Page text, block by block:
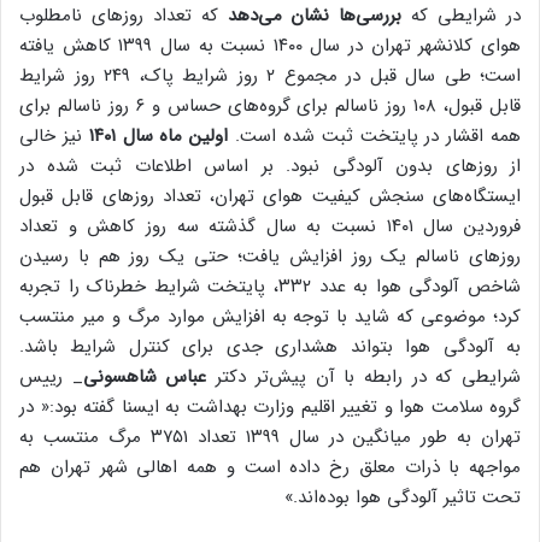
در شرایطی که بررسی‌ها نشان می‌دهد که تعداد روزهای نامطلوب
هوای کلانشهر تهران در سال ۱۴۰۰ نسبت به سال ۱۳۹۹ کاهش یافته
است؛ طی سال قبل در مجموع ۲ روز شرایط پاک، ۲۴۹ روز شرایط
قابل قبول، ۱۰۸ روز ناسالم برای گروه‌های حساس و ۶ روز ناسالم برای
همه اقشار در پایتخت ثبت شده است. اولین ماه سال ۱۴۰۱
نیز خالی
از روزهای بدون آلودگی نبود. بر اساس اطلاعات ثبت شده در
ایستگاه‌های سنجش کیفیت هوای تهران، تعداد روزهای قابل قبول
فروردین سال ۱۴۰۱ نسبت به سال گذشته سه روز کاهش و تعداد
روزهای ناسالم یک روز افزایش یافت؛ حتی یک روز هم با رسیدن
شاخص آلودگی هوا به عدد ۳۳۲، پایتخت شرایط خطرناک را تجربه
کرد؛ موضوعی که شاید با توجه به افزایش موارد مرگ و میر منتسب
به آلودگی هوا بتواند هشداری جدی برای کنترل شرایط باشد.
شرایطی که در رابطه با آن پیش‌تر دکتر عباس شاهسونی_ رییس
گروه سلامت هوا و تغییر اقلیم وزارت بهداشت به ایسنا گفته بود:« در
تهران به طور میانگین در سال ۱۳۹۹ تعداد ۳۷۵۱ مرگ منتسب به
مواجهه با ذرات معلق رخ داده است و همه اهالی شهر تهران هم
تحت تاثیر آلودگی هوا بوده‌اند.»